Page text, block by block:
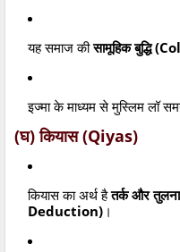
यह समाज कीसामूहिक बुद्धि
इज्मा के माध्यम से मुस्लिम लॉ
(घ) कियास (Qiyas)
कियास का अर्थ हैतर्क और तुलना
Deduction) ।